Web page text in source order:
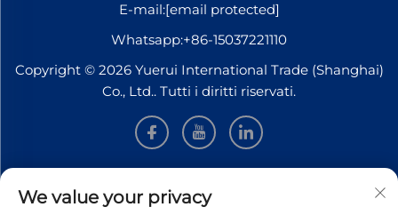
E-mail:[email protected]
Whatsapp:+86-15037221110
Copyright © 2026 Yuerui International Trade (Shanghai)
Co., Ltd.. Tutti i diritti riservati.
INFORMAZIONI
We value your privacy